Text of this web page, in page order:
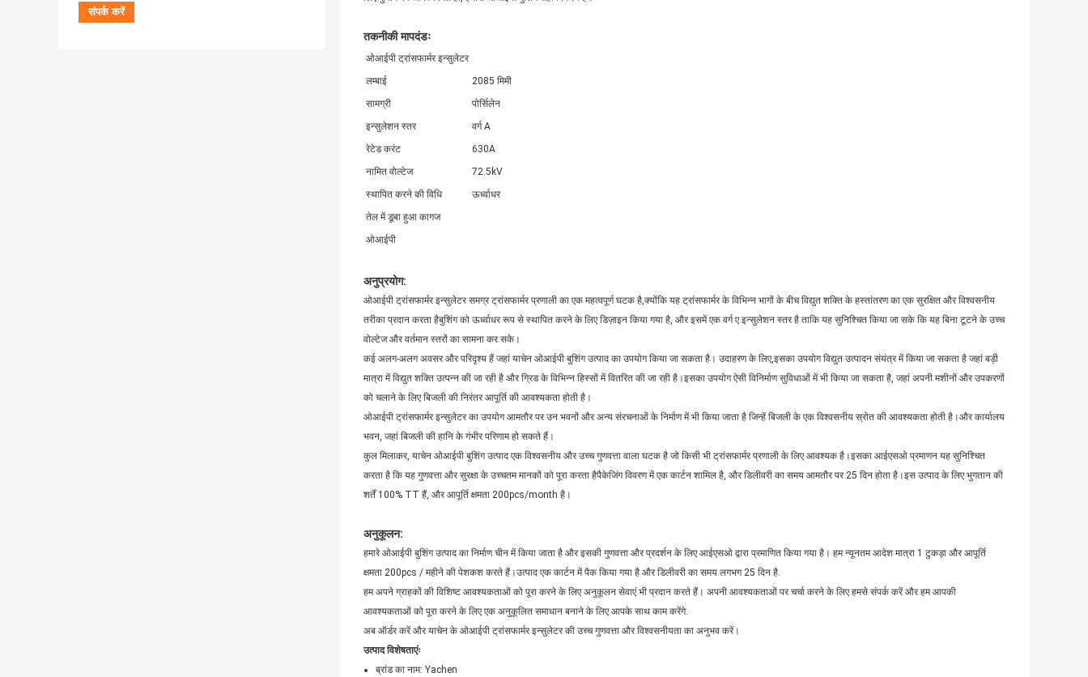
तकनीकी मापदंडः
ओआईपी ट्रांसफार्मर इन्सुलेटर
लम्बाई
2085 मिमी
सामग्री
पोर्सिलेन
इन्सुलेशन स्तर
वर्ग A
रेटेड करंट
630A
नामित वोल्टेज
72.5kV
स्थापित करने की विधि
ऊर्ध्वाधर
तेल में डूबा हुआ कागज
ओआईपी
अनुप्रयोग:
ओआईपी ट्रांसफार्मर इन्सुलेटर समग्र ट्रांसफार्मर प्रणाली का एक महत्वपूर्ण घटक है,क्योंकि यह ट्रांसफार्मर के विभिन्न भागों के बीच विद्युत शक्ति के हस्तांतरण का एक सुरक्षित और विश्वसनीय
तरीका प्रदान करता हैबुशिंग को ऊर्ध्वाधर रूप से स्थापित करने के लिए डिज़ाइन किया गया है, और इसमें एक वर्ग ए इन्सुलेशन स्तर है ताकि यह सुनिश्चित किया जा सके कि यह बिना टूटने के उच्च
वोल्टेज और वर्तमान स्तरों का सामना कर सके।
कई अलग-अलग अवसर और परिदृश्य हैं जहां याचेन ओआईपी बुशिंग उत्पाद का उपयोग किया जा सकता है। उदाहरण के लिए,इसका उपयोग विद्युत उत्पादन संयंत्र में किया जा सकता है जहां बड़ी
मात्रा में विद्युत शक्ति उत्पन्न की जा रही है और ग्रिड के विभिन्न हिस्सों में वितरित की जा रही है।इसका उपयोग ऐसी विनिर्माण सुविधाओं में भी किया जा सकता है, जहां अपनी मशीनों और उपकरणों
को चलाने के लिए बिजली की निरंतर आपूर्ति की आवश्यकता होती है।
ओआईपी ट्रांसफार्मर इन्सुलेटर का उपयोग आमतौर पर उन भवनों और अन्य संरचनाओं के निर्माण में भी किया जाता है जिन्हें बिजली के एक विश्वसनीय स्रोत की आवश्यकता होती है।और कार्यालय
भवन, जहां बिजली की हानि के गंभीर परिणाम हो सकते हैं।
कुल मिलाकर, याचेन ओआईपी बुशिंग उत्पाद एक विश्वसनीय और उच्च गुणवत्ता वाला घटक है जो किसी भी ट्रांसफार्मर प्रणाली के लिए आवश्यक है।इसका आईएसओ प्रमाणन यह सुनिश्चित
करता है कि यह गुणवत्ता और सुरक्षा के उच्चतम मानकों को पूरा करता हैपैकेजिंग विवरण में एक कार्टन शामिल है, और डिलीवरी का समय आमतौर पर 25 दिन होता है।इस उत्पाद के लिए भुगतान की
शर्तें 100% TT हैं, और आपूर्ति क्षमता 200pcs/month है।
अनुकूलन:
हमारे ओआईपी बुशिंग उत्पाद का निर्माण चीन में किया जाता है और इसकी गुणवत्ता और प्रदर्शन के लिए आईएसओ द्वारा प्रमाणित किया गया है। हम न्यूनतम आदेश मात्रा 1 टुकड़ा और आपूर्ति
क्षमता 200pcs / महीने की पेशकश करते हैं।उत्पाद एक कार्टन में पैक किया गया है और डिलीवरी का समय लगभग 25 दिन है.
हम अपने ग्राहकों की विशिष्ट आवश्यकताओं को पूरा करने के लिए अनुकूलन सेवाएं भी प्रदान करते हैं। अपनी आवश्यकताओं पर चर्चा करने के लिए हमसे संपर्क करें और हम आपकी
आवश्यकताओं को पूरा करने के लिए एक अनुकूलित समाधान बनाने के लिए आपके साथ काम करेंगे.
अब ऑर्डर करें और याचेन के ओआईपी ट्रांसफार्मर इन्सुलेटर की उच्च गुणवत्ता और विश्वसनीयता का अनुभव करें।
उत्पाद विशेषताएंः
ब्रांड का नाम: Yachen